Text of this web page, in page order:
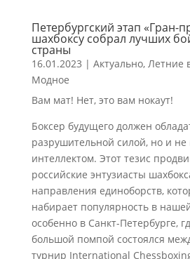
Петербургский этап «Гран-
шахбоксу собрал лучших
страны
16.01.2023 | Актуально, Летние
Модное
Вам мат! Нет, это вам нокаут!
Боксер будущего должен
разрушительной силой, но и
интеллектом. Этот тезис
российские энтузиасты
направления единоборств,
набирает популярность в
особенно в Санкт-Петербурге,
большой помпой состоялся
турнир International